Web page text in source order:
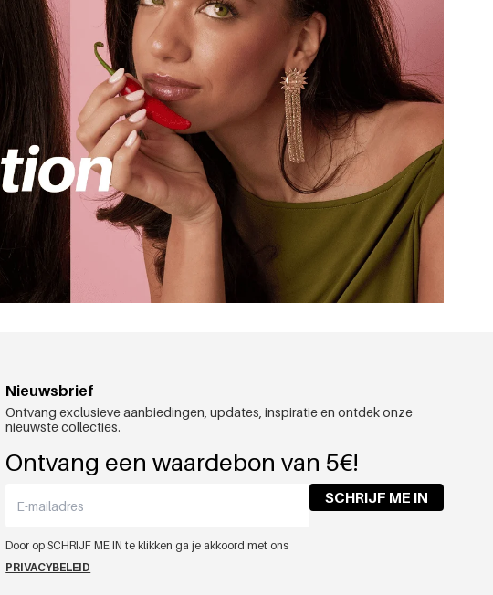
Nieuwsbrief
Ontvang exclusieve aanbiedingen, updates, inspiratie en ontdek onze
nieuwste collecties.
Ontvang een waardebon van 5€!
SCHRIJF ME IN
Door op SCHRIJF ME IN te klikken ga je akkoord met ons
PRIVACYBELEID